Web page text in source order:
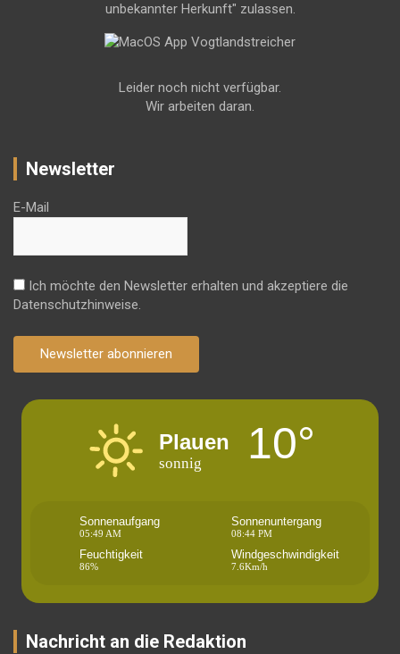
unbekannter Herkunft" zulassen.
Leider noch nicht verfügbar.
Wir arbeiten daran.
Newsletter
E-Mail
Ich möchte den Newsletter erhalten und akzeptiere die
Datenschutzhinweise.
Newsletter abonnieren
Plauen
sonnig 10°
Sonnenaufgang
05:49 AM
Sonnenuntergang
08:44 PM
Feuchtigkeit
86%
Windgeschwindigkeit
7.6Km/h
Nachricht an die Redaktion